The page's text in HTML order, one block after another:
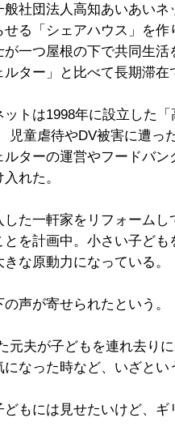
般社団法人高知あいあい
せる「シェアハウス」を
が一つ屋根の下で共同生
ター」と比べて長期滞在
トは1998年に設立した
児童虐待やDV被害に遭っ
ルターの運営やフードバ
れた。
した一軒家をリフォーム
とを計画中。小さい子ど
な原動力になっている。
声が寄せられたという。
元夫が子どもを連れ去り
になった時など、いざと
どもには見せたいけど、